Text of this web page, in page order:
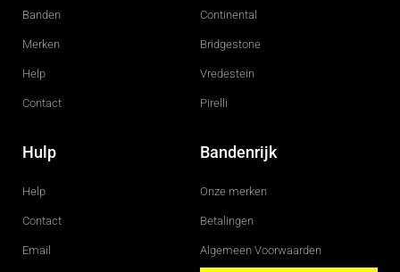
Banden
Merken
Help
Contact
Continental
Bridgestone
Vredestein
Pirelli
Hulp
Help
Contact
Email
Bandenrijk
Onze merken
Betalingen
Algemeen Voorwaarden